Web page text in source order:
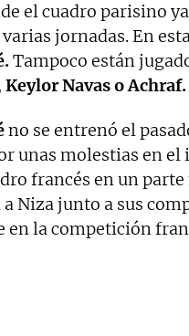
el cuadro parisino
jornadas. En
Tampoco están
Navas o Achraf.
no se entrenó el
unas molestias en
francés en un
Niza junto a sus
en la competición